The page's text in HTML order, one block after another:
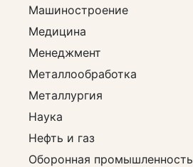
Машиностроение
Медицина
Менеджмент
Металлообработка
Металлургия
Наука
Нефть и газ
Оборонная промышленность